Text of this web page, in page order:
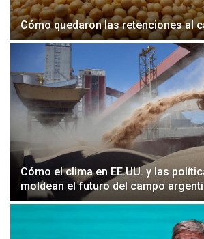
Cómo quedaron las retenciones al
Cómo el clima en EE.UU. y las
moldean el futuro del campo